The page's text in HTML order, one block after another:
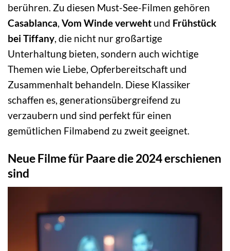
berühren. Zu diesen Must-See-Filmen gehören
Casablanca Vom Winde verweht und Frühstück
bei Tiffany , die nicht nur großartige
Unterhaltung bieten, sondern auch wichtige
Themen wie Liebe, Opferbereitschaft und
Zusammenhalt behandeln. Diese Klassiker
schaffen es, generationsübergreifend zu
verzaubern und sind perfekt für einen
gemütlichen Filmabend zu zweit geeignet.
Neue Filme für Paare die 2024 erschienen
sind